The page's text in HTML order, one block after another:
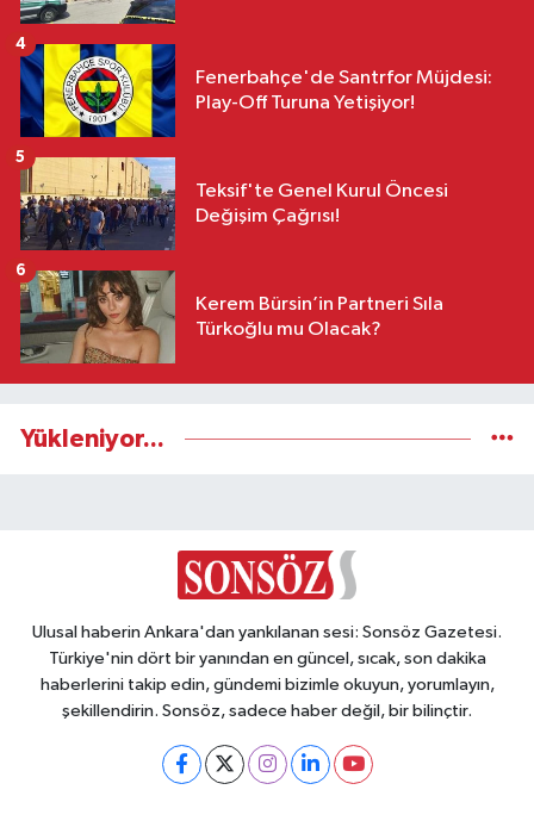
Fenerbahçe'de Santrfor Müjdesi:
Play-Off Turuna Yetişiyor!
4
Teksif'te Genel Kurul Öncesi
Değişim Çağrısı!
5
Kerem Bürsin’in Partneri Sıla
Türkoğlu mu Olacak?
6
Yükleniyor...
Ulusal haberin Ankara'dan yankılanan sesi: Sonsöz Gazetesi.
Türkiye'nin dört bir yanından en güncel, sıcak, son dakika
haberlerini takip edin, gündemi bizimle okuyun, yorumlayın,
şekillendirin. Sonsöz, sadece haber değil, bir bilinçtir.